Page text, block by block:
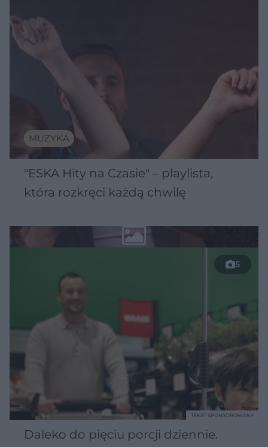
MUZYKA
"ESKA Hity na Czasie" – playlista,
która rozkręci każdą chwilę
5
Daleko do pięciu porcji dziennie.
TEKST SPONSOROWANY